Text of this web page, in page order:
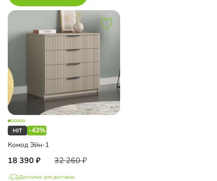
-43%
Комод Эйн-1
18 390 32 260
Доступно для доставки